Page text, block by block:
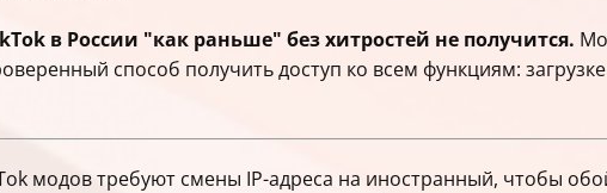
в России "как раньше" без хитростей не получится.
способ получить доступ ко всем функциям:
модов требуют смены IP-адреса на иностранный, чтобы